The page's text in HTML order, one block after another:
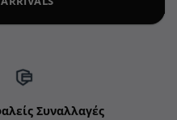
Συναλλαγές